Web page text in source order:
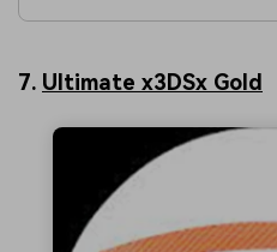
7. Ultimate x3DSx Gold